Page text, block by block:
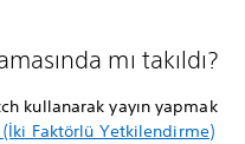
mı takıldı?
kullanarak yayın yapmak
(İki Faktörlü Yetkilendirme)